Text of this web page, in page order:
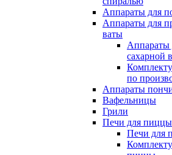
Аппараты для
Аппараты для
ваты
Аппараты
сахарной
по
Аппараты
Вафельницы
Грили
Печи для пиццы
Печи для